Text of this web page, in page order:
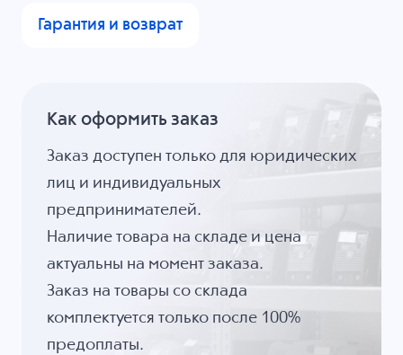
Гарантия и возврат
Как оформить заказ
Заказ доступен только для юридических
лиц и индивидуальных
предпринимателей.
Наличие товара на складе и цена
актуальны на момент заказа.
Заказ на товары со склада
комплектуется только после 100%
предоплаты.